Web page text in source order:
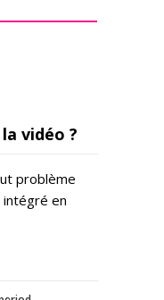
vidéo ?
problème
intégré en